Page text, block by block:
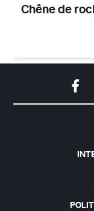
Chêne de